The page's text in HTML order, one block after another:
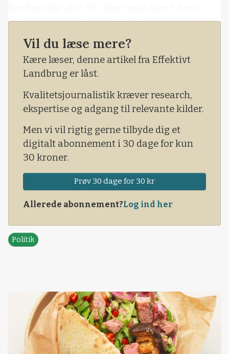
Miljøstyrelsen oplister risikobeskrivelser,
konsekvensvurderinger og handleplaner for i
alt 155 sagsområder.
Det sker på baggrund af en statusopgørelse her
Vil du læse mere?
Kære læser, denne artikel fra Effektivt
Landbrug er låst.
Kvalitetsjournalistik kræver research,
ekspertise og adgang til relevante kilder.
Men vi vil rigtig gerne tilbyde dig et
digitalt abonnement i 30 dage for kun
30 kroner.
Prøv 30 dage for 30 kr
Allerede abonnement?Log ind her
Politik